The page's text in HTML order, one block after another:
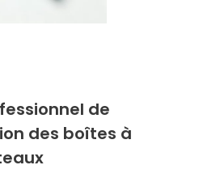
de
des boîtes à